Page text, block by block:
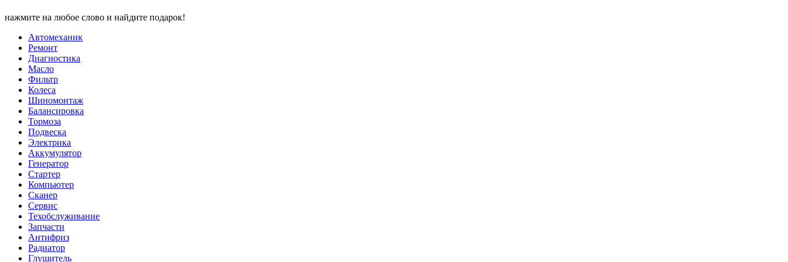
нажмите на любое слово и найдите подарок!
Автомеханик
Ремонт
Диагностика
Масло
Фильтр
Колеса
Шиномонтаж
Балансировка
Тормоза
Подвеска
Электрика
Аккумулятор
Генератор
Стартер
Компьютер
Сканер
Сервис
Техобслуживание
Запчасти
Антифриз
Радиатор
Глушитель